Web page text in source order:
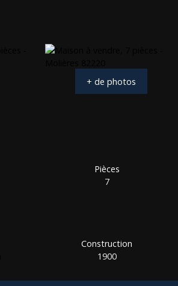
+ de photos
Pièces
7
Construction
1900